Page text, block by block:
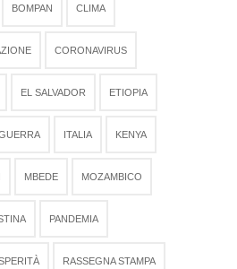
BOMPAN CLIMA
CORONAVIRUS
EL SALVADOR ETIOPIA
ITALIA KENYA
MBEDE MOZAMBICO
PANDEMIA
RASSEGNA STAMPA